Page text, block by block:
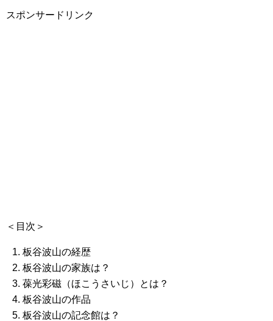
スポンサードリンク
＜目次＞
板谷波山の経歴
板谷波山の家族は？
葆光彩磁（ほこうさいじ）とは？
板谷波山の作品
板谷波山の記念館は？